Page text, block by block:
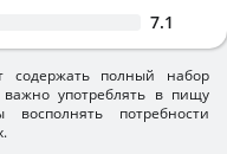
7.1
содержать полный набор
употреблять в пищу
восполнять потребности